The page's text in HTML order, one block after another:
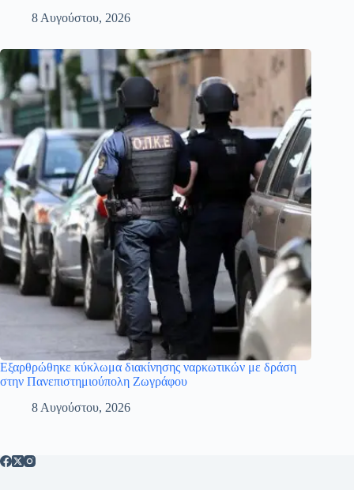
8 Αυγούστου, 2026
Εξαρθρώθηκε κύκλωμα διακίνησης ναρκωτικών με δράση
στην Πανεπιστημιούπολη Ζωγράφου
8 Αυγούστου, 2026